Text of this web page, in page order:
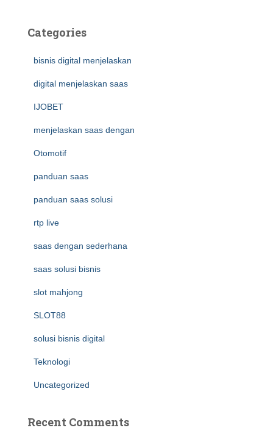
Categories
bisnis digital menjelaskan
digital menjelaskan saas
IJOBET
menjelaskan saas dengan
Otomotif
panduan saas
panduan saas solusi
rtp live
saas dengan sederhana
saas solusi bisnis
slot mahjong
SLOT88
solusi bisnis digital
Teknologi
Uncategorized
Recent Comments